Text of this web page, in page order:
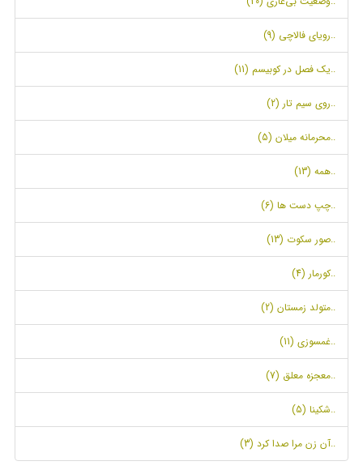
..رویای فالاچی (9)
..یک فصل در کوبیسم (11)
..روی سیم تار (2)
..محرمانه میلان (5)
..همه (13)
..چپ دست ها (6)
..صور سکوت (13)
..کورمار (4)
..متولد زمستان (2)
..غمسوزی (11)
..معجزه معلق (7)
..شکینا (5)
..آن زن مرا صدا کرد (3)